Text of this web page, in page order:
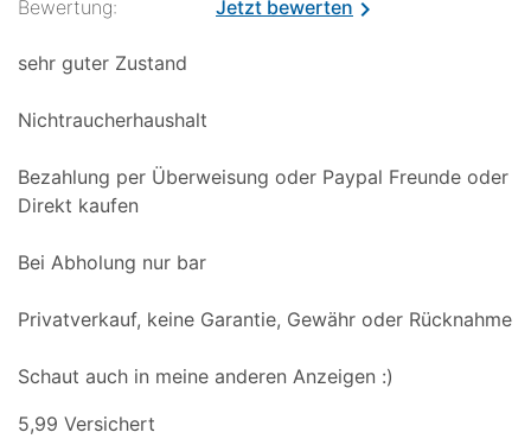
Bewertung: Jetzt bewertenchevron_right
sehr guter Zustand
Nichtraucherhaushalt
Bezahlung per Überweisung oder Paypal Freunde oder
Direkt kaufen
Bei Abholung nur bar
Privatverkauf, keine Garantie, Gewähr oder Rücknahme
Schaut auch in meine anderen Anzeigen :)
5,99 Versichert